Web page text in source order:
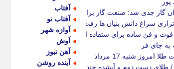
گاز جدی شد؛ صنعت گاز برای
سراغ دانش بنیان ها رفت
فوت و فن ساده برای ستفاده از
به جای فر
قیمت طلا امروز شنبه 17 مرداد
آفتاب
آفتاب نو
آوازه شهر
آوش
آهن نیوز
آینده روشن